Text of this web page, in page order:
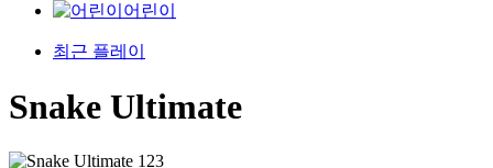
어린이
최근 플레이
Snake Ultimate